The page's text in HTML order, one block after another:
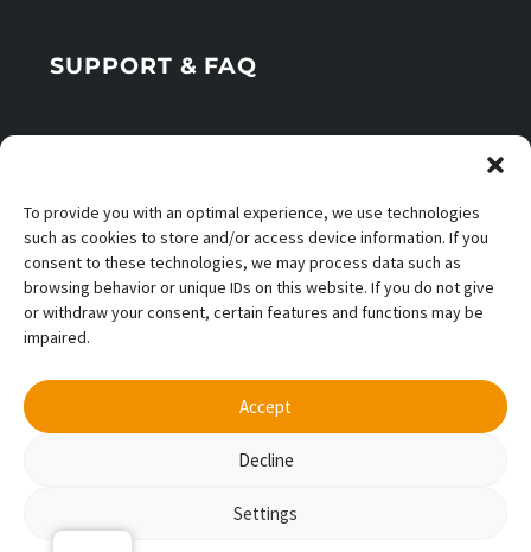
To provide you with an optimal experience, we use technologies
such as cookies to store and/or access device information. If you
consent to these technologies, we may process data such as
browsing behavior or unique IDs on this website. If you do not give
or withdraw your consent, certain features and functions may be
impaired.
Accept
Decline
Settings
SUPPORT & FAQ
Application Info
Privacy policy